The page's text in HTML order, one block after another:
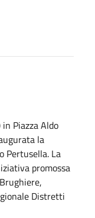
Piazza Aldo
la
Pertusella. La
promossa
Distretti